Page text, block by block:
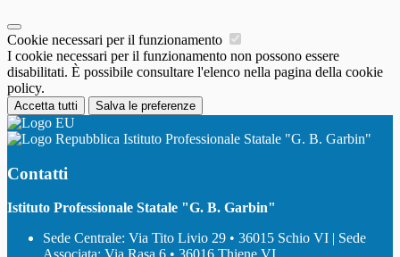
Cookie necessari per il funzionamento
I cookie necessari per il funzionamento non possono essere
disabilitati. È possibile consultare l'elenco nella pagina della cookie
policy.
Accetta tutti Salva le preferenze
Istituto Professionale Statale "G. B. Garbin"
Contatti
Istituto Professionale Statale "G. B. Garbin"
Sede Centrale: Via Tito Livio 29 • 36015 Schio VI | Sede